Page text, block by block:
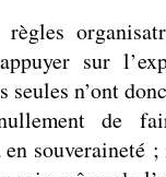
sur
n’ont
de
souveraineté